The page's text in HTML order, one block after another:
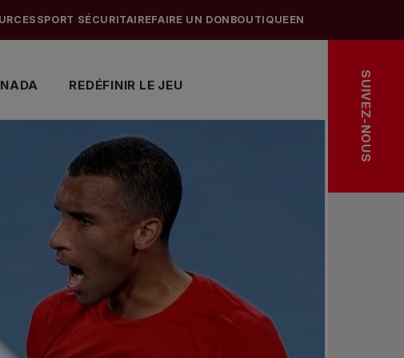
REDÉFINIR LE JEU
SPORT SÉCURITAIREFAIRE UN DON BOUTIQUEEN
SUIVEZ-NOUS